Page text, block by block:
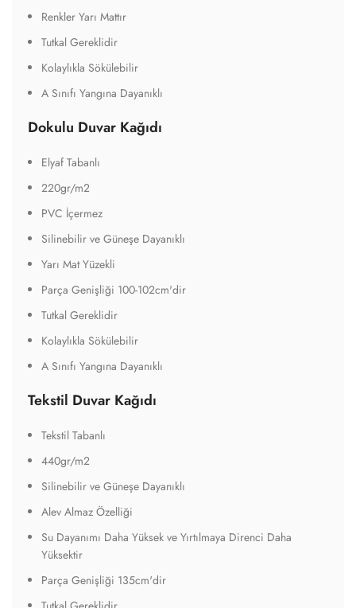
Renkler Yarı Mattır
Tutkal Gereklidir
Kolaylıkla Sökülebilir
A Sınıfı Yangına Dayanıklı
Dokulu Duvar Kağıdı
Elyaf Tabanlı
220gr/m2
PVC İçermez
Silinebilir ve Güneşe Dayanıklı
Yarı Mat Yüzekli
Parça Genişliği 100-102cm'dir
Tutkal Gereklidir
Kolaylıkla Sökülebilir
A Sınıfı Yangına Dayanıklı
Tekstil Duvar Kağıdı
Tekstil Tabanlı
440gr/m2
Silinebilir ve Güneşe Dayanıklı
Alev Almaz Özelliği
Su Dayanımı Daha Yüksek ve Yırtılmaya Direnci Daha
Yüksektir
Parça Genişliği 135cm'dir